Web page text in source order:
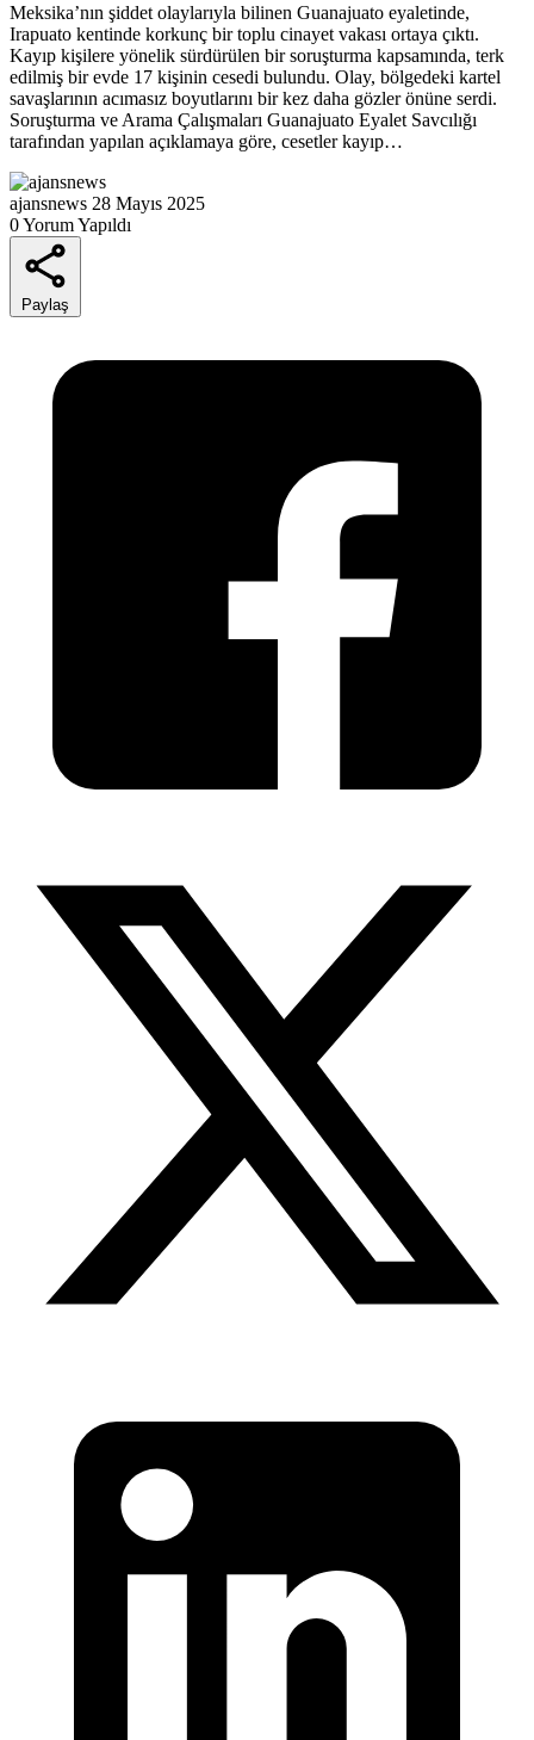
Meksika’nın şiddet olaylarıyla bilinen Guanajuato eyaletinde,
Irapuato kentinde korkunç bir toplu cinayet vakası ortaya çıktı.
Kayıp kişilere yönelik sürdürülen bir soruşturma kapsamında, terk
edilmiş bir evde 17 kişinin cesedi bulundu. Olay, bölgedeki kartel
savaşlarının acımasız boyutlarını bir kez daha gözler önüne serdi.
Soruşturma ve Arama Çalışmaları Guanajuato Eyalet Savcılığı
tarafından yapılan açıklamaya göre, cesetler kayıp…
ajansnews 28 Mayıs 2025
0 Yorum Yapıldı
Paylaş